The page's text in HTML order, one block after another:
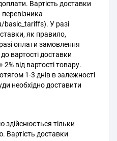
Вартість доставки
У разі
як правило,
оплати замовлення
вартості доставки
від вартості товару.
1-3 днів в залежності
необхідно доставити
здійснюється тільки
Вартість доставки